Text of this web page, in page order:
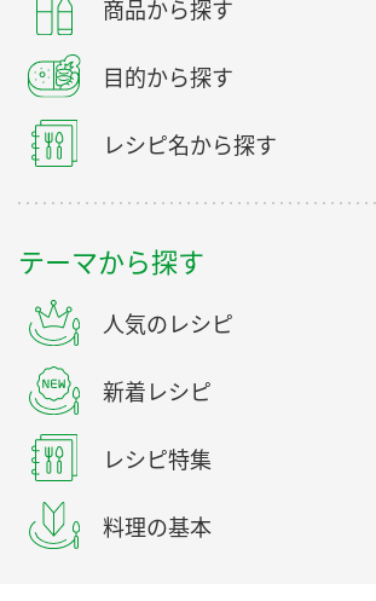
商品から探す
目的から探す
レシピ名から探す
テーマから探す
人気のレシピ
新着レシピ
レシピ特集
料理の基本